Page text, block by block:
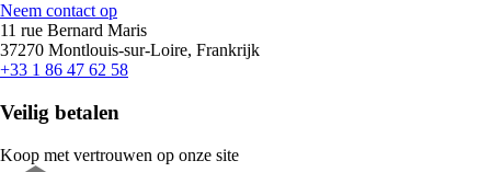
Neem contact op
11 rue Bernard Maris
37270 Montlouis-sur-Loire, Frankrijk
+33 1 86 47 62 58
Veilig betalen
Koop met vertrouwen op onze site